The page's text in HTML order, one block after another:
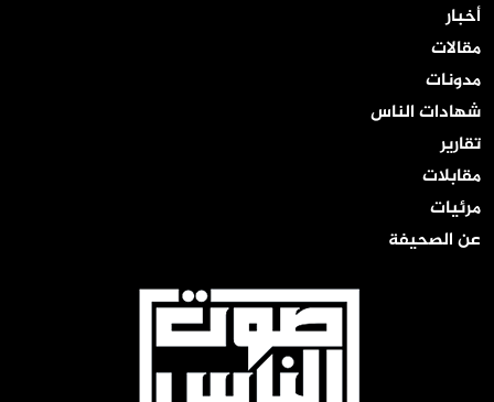
أخبار
مقالات
مدونات
شهادات الناس
تقارير
مقابلات
مرئيات
عن الصحيفة